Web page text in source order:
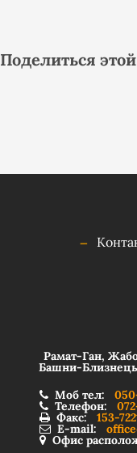
Поделиться
Рамат-Ган,
Башни-
Моб тел:
Телефон:
Факс: 153-
E-mail:
Офис